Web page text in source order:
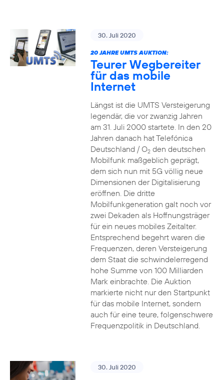
30. Juli 2020
20 JAHRE UMTS AUKTION:
Teurer Wegbereiter
für das mobile
Internet
Längst ist die UMTS Versteigerung
legendär, die vor zwanzig Jahren
am 31. Juli 2000 startete. In den 20
Jahren danach hat Telefónica
Deutschland / O2den deutschen
Mobilfunk maßgeblich geprägt,
dem sich nun mit 5G völlig neue
Dimensionen der Digitalisierung
eröffnen. Die dritte
Mobilfunkgeneration galt noch vor
zwei Dekaden als Hoffnungsträger
für ein neues mobiles Zeitalter.
Entsprechend begehrt waren die
Frequenzen, deren Versteigerung
dem Staat die schwindelerregend
hohe Summe von 100 Milliarden
Mark einbrachte. Die Auktion
markierte nicht nur den Startpunkt
für das mobile Internet, sondern
auch für eine teure, folgenschwere
Frequenzpolitik in Deutschland.
30. Juli 2020